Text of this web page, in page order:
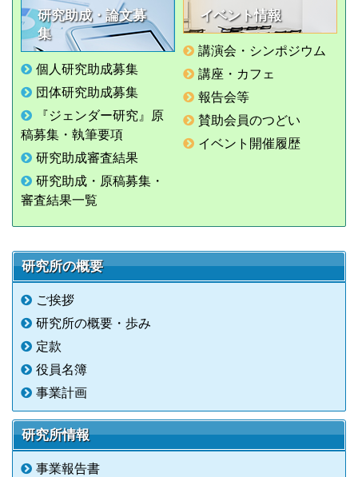
研究助成・論文募
集
個人研究助成募集
団体研究助成募集
『ジェンダー研究』原
稿募集・執筆要項
研究助成審査結果
研究助成・原稿募集・
審査結果一覧
イベント情報
講演会・シンポジウム
講座・カフェ
報告会等
賛助会員のつどい
イベント開催履歴
研究所の概要
ご挨拶
研究所の概要・歩み
定款
役員名簿
事業計画
研究所情報
事業報告書